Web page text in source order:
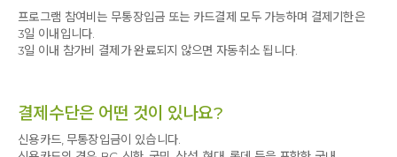
프로그램 참여비는 무통장입금 또는 카드결제 모두 가능하며 결제기한은
3일 이내입니다.
3일 이내 참가비 결제가 완료되지 않으면 자동취소 됩니다.
결제수단은 어떤 것이 있나요?
신용카드, 무통장입금이 있습니다.